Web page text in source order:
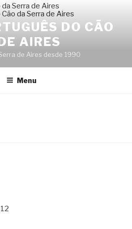
DO CÃO
AIRES
de Aires desde 1990
Menu